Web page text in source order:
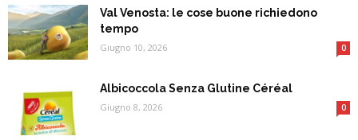
Val Venosta: le cose buone richiedono
tempo
Giugno 10, 2026 0
Albicoccola Senza Glutine Céréal
Giugno 8, 2026 0